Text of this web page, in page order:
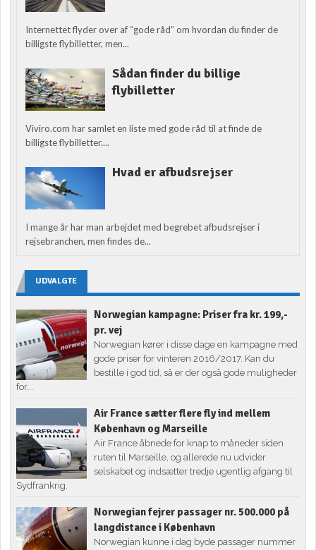
Internettet flyder over af “gode råd” om hvordan du finder de
billigste flybilletter, men...
Sådan finder du billige
flybilletter
Viviro.com har samlet en liste med gode råd til at finde de
billigste flybilletter....
Hvad er afbudsrejser
I mange år har man arbejdet med begrebet afbudsrejser i
rejsebranchen, men findes de...
UDVALGTE
Norwegian kampagne: Priser fra kr. 199,-
pr. vej
Norwegian kører i disse dage en kampagne med
gode priser for vinteren 2016/2017. Kan du
bestille i god tid, så er der også gode muligheder
for...
Air France sætter flere fly ind mellem
København og Marseille
Air France åbnede for knap to måneder siden
ruten til Marseille, og allerede nu udvider
selskabet og indsætter tredje ugentlig afgang til
Sydfrankrig.
Norwegian fejrer passager nr. 500.000 på
langdistance i København
Norwegian kunne i dag byde passager nummer